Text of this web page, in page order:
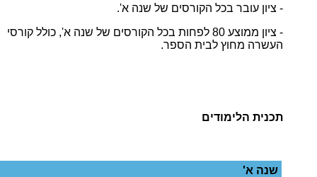
- ציון עובר בכל הקורסים של שנה א'.
- ציון ממוצע 80 לפחות בכל הקורסים של שנה א', כולל קורסי
העשרה מחוץ לבית הספר.
תכנית הלימודים
שנה א'